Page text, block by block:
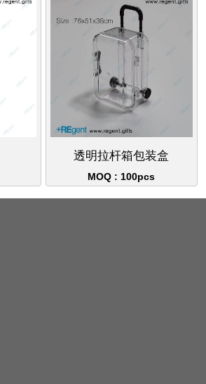
透明拉杆箱包装盒
MOQ : 100pcs